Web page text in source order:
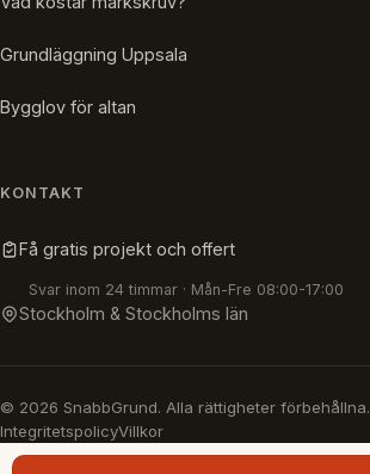
Grundläggning Uppsala
Bygglov för altan
KONTAKT
Få gratis projekt och offert
Svar inom 24 timmar · Mån-Fre 08:00-17:00
Stockholm & Stockholms län
© 2026 SnabbGrund. Alla rättigheter förbehållna.
IntegritetspolicyVillkor